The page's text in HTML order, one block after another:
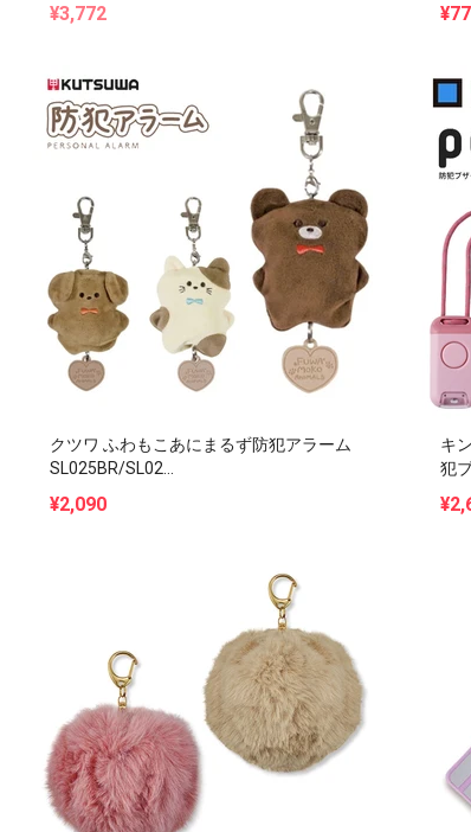
¥3,772
クツワ ふわもこあにまるず防犯アラーム
SL025BR/SL02...
¥2,090
キ
犯